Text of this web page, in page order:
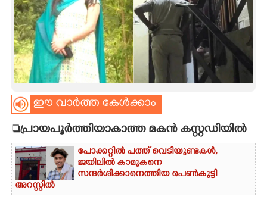
INFO+
ART
ASTRO
CARTOONS
LITERATURE
ZOOM
ഈ വാർത്ത കേൾക്കാം
പ്രായപൂർത്തിയാകാത്ത മകൻ കസ്റ്റഡിയിൽ
പോക്കറ്റിൽ പത്ത് വെടിയുണ്ടകൾ,​
ജയിലിൽ കാമുകനെ
സന്ദ‌ർശിക്കാനെത്തിയ പെൺകുട്ടി
അറസ്റ്റിൽ